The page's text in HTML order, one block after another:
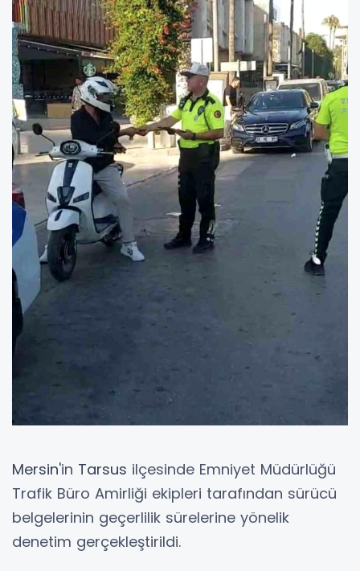
Mersin'in Tarsus ilçesinde Emniyet Müdürlüğü
Trafik Büro Amirliği ekipleri tarafından sürücü
belgelerinin geçerlilik sürelerine yönelik
denetim gerçekleştirildi.